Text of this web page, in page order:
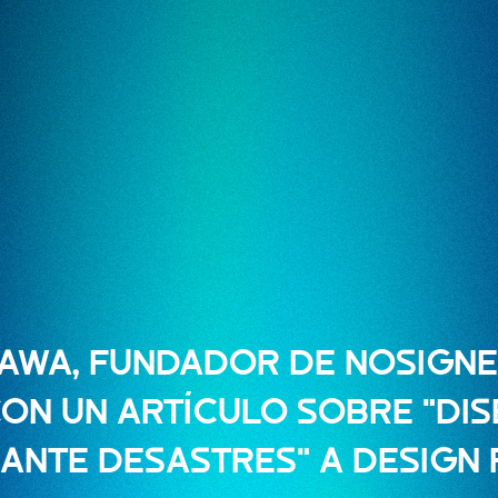
FUNDADOR DE
UN ARTÍCULO SOBRE
DESASTRES" A DESIGN